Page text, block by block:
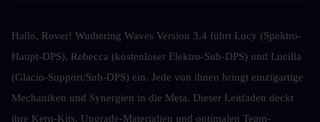
Hallo, Rover! Wuthering Waves Version 3.4 führt Lucy (Spektro-
Haupt-DPS), Rebecca (kostenloser Elektro-Sub-DPS) und Lucilla
(Glacio-Support/Sub-DPS) ein. Jede von ihnen bringt einzigartige
Mechaniken und Synergien in die Meta. Dieser Leitfaden deckt
ihre Kern-Kits, Upgrade-Materialien und optimalen Team-